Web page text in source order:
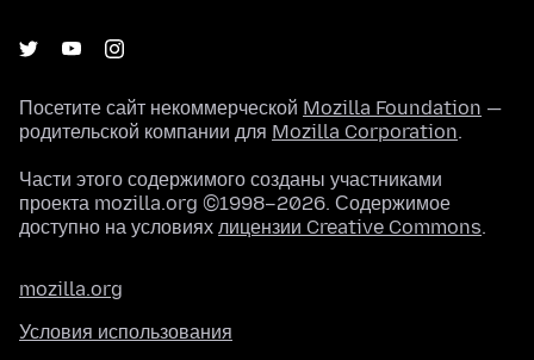
Посетите сайт некоммерческой Mozilla Foundation —
родительской компании для Mozilla Corporation.
Части этого содержимого созданы участниками
проекта mozilla.org ©1998–2026. Содержимое
доступно на условиях лицензии Creative Commons.
mozilla.org
Условия использования